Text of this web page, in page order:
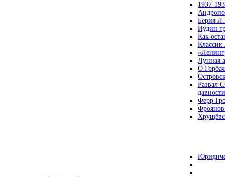
1937-
Берия
Иудин
Как
Лунная
О
Развал
давности
Ферр